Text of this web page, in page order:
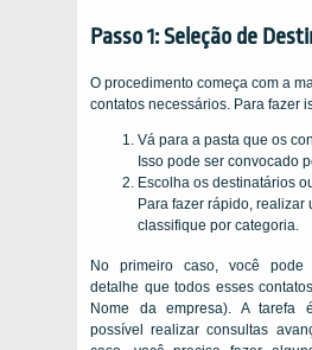
Passo 1: Seleção de
O procedimento começa com a
contatos necessários. Para fazer
Vá para a pasta que os
Isso pode ser convocado
Escolha os destinatários
Para fazer rápido, realizar
classifique por categoria.
No primeiro caso, você
detalhe que todos esses
Nome da empresa). A tarefa
possível realizar consultas